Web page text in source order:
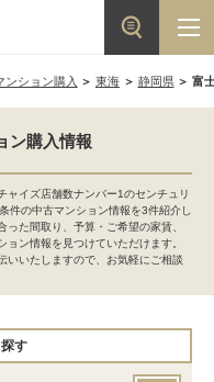
ンション購入 東海 静岡県 富
ン購入情報
ャイズ店舗数ナンバー1のセンチュリ
件の中古マンション情報を3件紹介し
た間取り、予算・ご希望の家賃、
ン情報を見つけていただけます。
いいたしますので、お気軽にご相談
す